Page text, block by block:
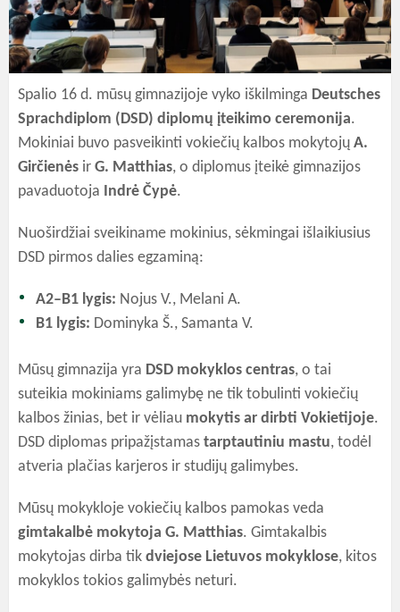
Spalio 16 d. mūsų gimnazijoje vyko iškilminga Deutsches
Sprachdiplom (DSD) diplomų įteikimo ceremonija.
Mokiniai buvo pasveikinti vokiečių kalbos mokytojų A.
Girčienės ir G. Matthias, o diplomus įteikė gimnazijos
pavaduotoja Indrė Čypė.
Nuoširdžiai sveikiname mokinius, sėkmingai išlaikiusius
DSD pirmos dalies egzaminą:
A2–B1 lygis: Nojus V., Melani A.
B1 lygis: Dominyka Š., Samanta V.
Mūsų gimnazija yra DSD mokyklos centras, o tai
suteikia mokiniams galimybę ne tik tobulinti vokiečių
kalbos žinias, bet ir vėliau mokytis ar dirbti Vokietijoje.
DSD diplomas pripažįstamas tarptautiniu mastu, todėl
atveria plačias karjeros ir studijų galimybes.
Mūsų mokykloje vokiečių kalbos pamokas veda
gimtakalbė mokytoja G. Matthias. Gimtakalbis
mokytojas dirba tik dviejose Lietuvos mokyklose, kitos
mokyklos tokios galimybės neturi.